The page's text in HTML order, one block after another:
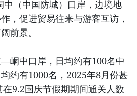
（中国防城）口岸，边境地
，促进贸易往来与游客互访，
前景。
峒中口岸，日均约有100名中
约有1000名，2025年8月份甚
9.2国庆节假期期间通关人数